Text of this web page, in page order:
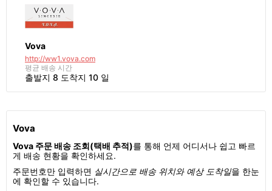
Vova
http://ww1.vova.com
평균 배송 시간
출발지 8 도착지 10 일
Vova
Vova 주문 배송 조회(택배 추적)를 통해 언제 어디서나 쉽고 빠르
게 배송 현황을 확인하세요.
주문번호만 입력하면 실시간으로 배송 위치와 예상 도착일을 한눈
에 확인할 수 있습니다.